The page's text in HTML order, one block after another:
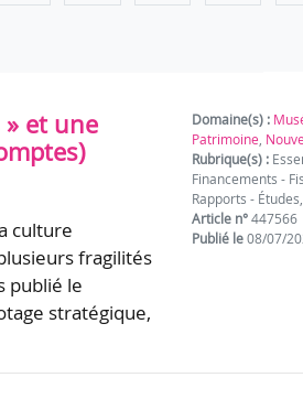
et une
culture
fragilités
publié le
stratégique,
Domaine(s) :
Patrimoine,
Rubrique(s) :
Financements -
Rapports -
Article n°447566
Publié le08/07/